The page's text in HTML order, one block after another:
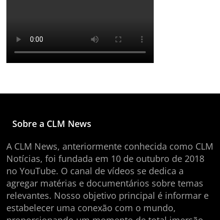
Sobre a CLM News
A CLM News, anteriormente conhecida como CLM
Notícias, foi fundada em 10 de outubro de 2018
no YouTube. O canal de vídeos se dedica a
agregar matérias e documentários sobre temas
relevantes. Nosso objetivo principal é informar e
estabelecer uma conexão com o mundo,